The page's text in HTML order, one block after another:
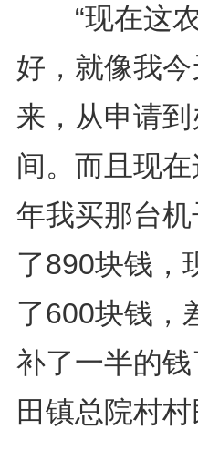
“现在这农
好，就像我
来，从申请
间。而且现
年我买那台
了890块钱，
了600块钱，
补了一半的
田镇总院村村